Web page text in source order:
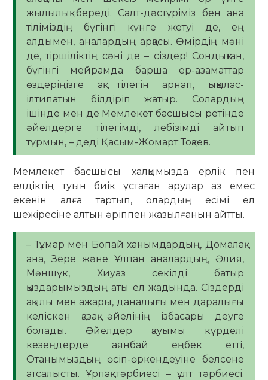
жылылық береді. Салт-дәстүріміз бен ана
тіліміздің бүгінгі күнге жетуі де, ең
алдымен, аналардың арқасы. Өмірдің мәні
де, тіршіліктің сәні де – сіздер! Сондықтан,
бүгінгі мейрамда барша ер-азаматтар
өздеріңізге ақ тілегін арнап, ықылас-
ілтипатын білдіріп жатыр. Солардың
ішінде мен де Мемлекет басшысы ретінде
әйелдерге тілегімді, лебізімді айтып
тұрмын, – деді Қасым-Жомарт Тоқаев.
Мемлекет басшысы халқымызда ерлік пен
елдіктің туын биік ұстаған арулар аз емес
екенін алға тартып, олардың есімі ел
шежіресіне алтын әріппен жазылғанын айтты.
– Тұмар мен Бопай ханымдардың, Домалақ
ана, Зере және Ұлпан аналардың, Әлия,
Мәншүк, Хиуаз секілді батыр
қыздарымыздың аты ел жадында. Сіздерді
ақылы мен ажары, даналығы мен даралығы
келіскен қазақ әйелінің ізбасары деуге
болады. Әйелдер қауымы күрделі
кезеңдерде аянбай еңбек етті,
Отанымыздың өсіп-өркендеуіне белсене
атсалысты. Ұрпақ тәрбиесі – ұлт тәрбиесі.